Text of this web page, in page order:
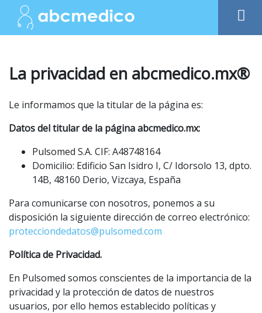
La privacidad en abcmedico.mx®
Le informamos que la titular de la página es:
Datos del titular de la página abcmedico.mx:
Pulsomed S.A. CIF: A48748164
Domicilio: Edificio San Isidro I, C/ Idorsolo 13, dpto.
14B, 48160 Derio, Vizcaya, España
Para comunicarse con nosotros, ponemos a su
disposición la siguiente dirección de correo electrónico:
protecciondedatos@pulsomed.com
Política de Privacidad.
En Pulsomed somos conscientes de la importancia de la
privacidad y la protección de datos de nuestros
usuarios, por ello hemos establecido políticas y